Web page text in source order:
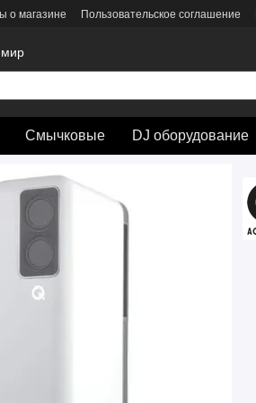
о магазине Пользовательское соглашение
мир
Смычковые DJ оборудование